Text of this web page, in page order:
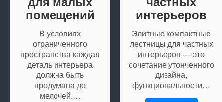
помещений
В условиях
ограниченного
пространства каждая
деталь интерьера
должна быть
продумана до
мелочей.…
интерьеров
Элитные компактные
лестницы для частных
интерьеров — это
сочетание утонченного
дизайна,
функциональности…